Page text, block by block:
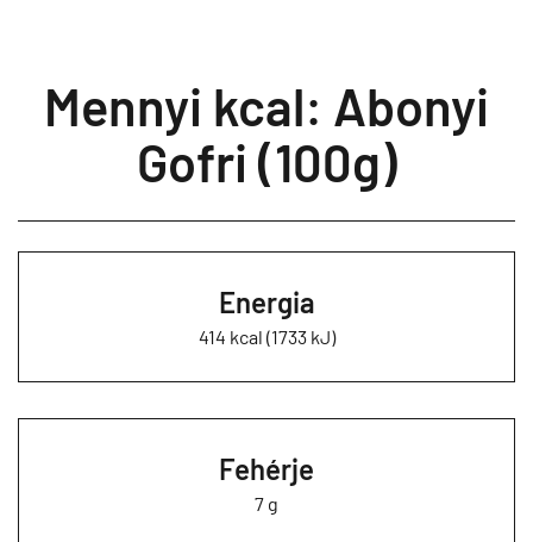
Mennyi kcal: Abonyi
Gofri (100g)
Energia
414 kcal (1733 kJ)
Fehérje
7 g